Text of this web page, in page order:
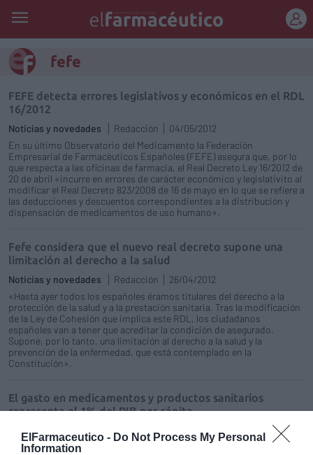
ElFarmaceutico - Do Not Process My Personal
Information
fefe
FEFE detecta errores legislativos y económicos en el RDL
16/2012
Noticias y novedades Redacción
04/05/2012
En su último Observatorio del Medicamento la Federación
Empresarial de Farmacéuticos Españoles (FEFE) asegura que, por lo
que respecta a las oficinas de farmacia, el Real Decreto Ley 16/2012 de
20 de abril «incurre en errores de carácter económico y legislativito al
modificar el Real Decreto 823/2008 de 16 de mayo en lo que se refiere a
las deducciones y descuentos correspondientes a la distribución y
dispensación de medicamentos de uso humano».
Fefe considera que el nuevo real decreto supone una
limitación al derecho a la salud
Noticias y novedades Redacción
26/04/2012
«Hasta ayer todos los españoles éramos titulares del derecho a la
protección de la salud y a la prestación sanitaria. Tras la modificación
de la Ley de Cohesión que implica este RDL, los ciudadanos
españoles van a tener que acreditar la condición de asegurado.
Supone, por lo tanto, una limitación al derecho a la salud y la
prevención de la enfermedad, que está contemplado en la
Constitución».
El gasto en medicamentos y productos sanitarios
representa el 1% del PIB per cápita
Noticias y novedades Redacción
11/04/2012
En su último Observatorio del Medicamento FEFEe ha llevado a cabo